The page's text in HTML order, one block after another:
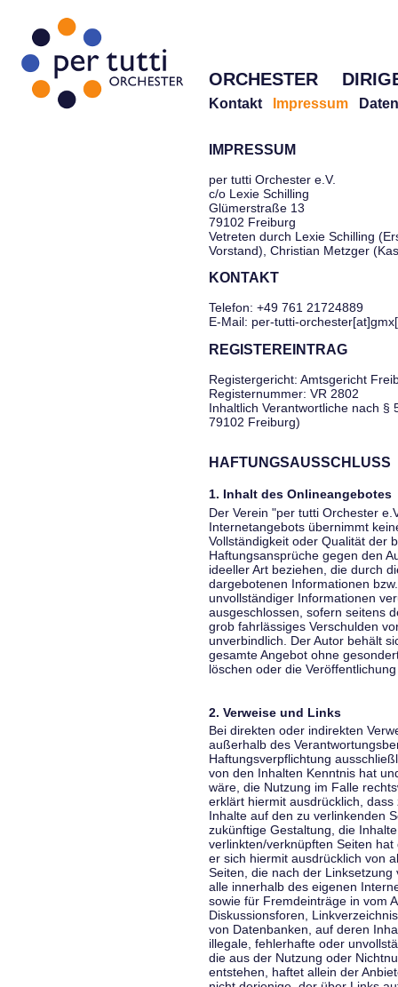
ORCHESTER
Kontakt Impressum
IMPRESSUM
per tutti Orchester e.V.
c/o Lexie Schilling
Glümerstraße 13
79102 Freiburg
Vetreten durch Lexie Schilling
Vorstand), Christian Metzger
KONTAKT
Telefon: +49 761 21724889
E-Mail: per-tutti-
REGISTEREINTRAG
Registergericht: Amtsgericht
Registernummer: VR 2802
Inhaltlich Verantwortliche nach §
79102 Freiburg)
HAFTUNGSAUSSCHLUSS
1. Inhalt des Onlineangebotes
Der Verein "per tutti Orchester
Internetangebots übernimmt
Vollständigkeit oder Qualität der
Haftungsansprüche gegen den
ideeller Art beziehen, die durch
dargebotenen Informationen
unvollständiger Informationen
ausgeschlossen, sofern seitens
grob fahrlässiges Verschulden
unverbindlich. Der Autor behält
gesamte Angebot ohne
löschen oder die
2. Verweise und Links
Bei direkten oder indirekten
außerhalb des
Haftungsverpflichtung
von den Inhalten Kenntnis hat
wäre, die Nutzung im Falle
erklärt hiermit ausdrücklich,
Inhalte auf den zu verlinkenden
zukünftige Gestaltung, die
verlinkten/verknüpften Seiten
er sich hiermit ausdrücklich von
Seiten, die nach der
alle innerhalb des eigenen
sowie für Fremdeinträge in vom
Diskussionsforen,
von Datenbanken, auf deren
illegale, fehlerhafte oder
die aus der Nutzung oder
entstehen, haftet allein der